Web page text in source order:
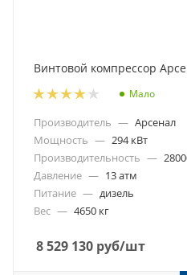
Винтовой компрессор
Мало
Производитель — Арсенал
Мощность — 294 кВт
Производительность —
Давление — 13 атм
Питание — дизель
Вес — 4650 кг
8 529 130 руб/шт